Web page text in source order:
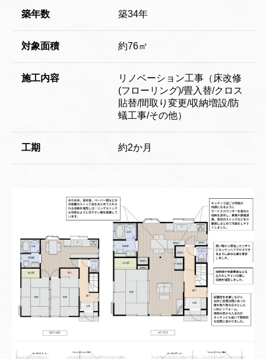
築年数 築34年
対象面積 約76㎡
施工内容
リノベーション工事（床改修
(フローリング)/畳入替/クロス
貼替/間取り変更/収納増設/防
蟻工事/その他）
工期 約2か月